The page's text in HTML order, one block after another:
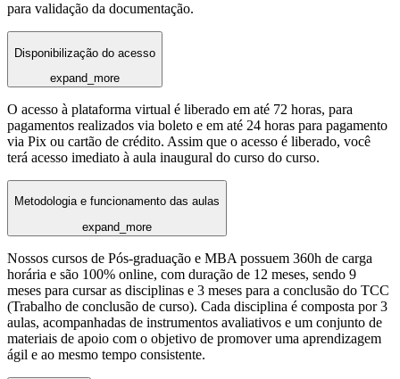
para validação da documentação.
Disponibilização do acesso
expand_more
O acesso à plataforma virtual é liberado em até 72 horas, para
pagamentos realizados via boleto e em até 24 horas para pagamento
via Pix ou cartão de crédito. Assim que o acesso é liberado, você
terá acesso imediato à aula inaugural do curso do curso.
Metodologia e funcionamento das aulas
expand_more
Nossos cursos de Pós-graduação e MBA possuem 360h de carga
horária e são 100% online, com duração de 12 meses, sendo 9
meses para cursar as disciplinas e 3 meses para a conclusão do TCC
(Trabalho de conclusão de curso). Cada disciplina é composta por 3
aulas, acompanhadas de instrumentos avaliativos e um conjunto de
materiais de apoio com o objetivo de promover uma aprendizagem
ágil e ao mesmo tempo consistente.